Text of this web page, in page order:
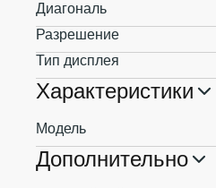
Диагональ
Разрешение
Тип дисплея
Характеристики
Модель
Дополнительно